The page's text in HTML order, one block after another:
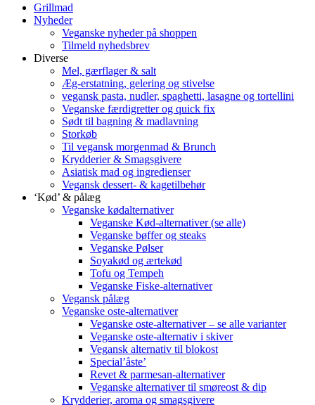
Grillmad
Nyheder
Veganske nyheder på shoppen
Tilmeld nyhedsbrev
Diverse
Mel, gærflager & salt
Æg-erstatning, gelering og stivelse
vegansk pasta, nudler, spaghetti, lasagne og tortellini
Veganske færdigretter og quick fix
Sødt til bagning & madlavning
Storkøb
Til vegansk morgenmad & Brunch
Krydderier & Smagsgivere
Asiatisk mad og ingredienser
Vegansk dessert- & kagetilbehør
‘Kød’ & pålæg
Veganske kødalternativer
Veganske Kød-alternativer (se alle)
Veganske bøffer og steaks
Veganske Pølser
Soyakød og ærtekød
Tofu og Tempeh
Veganske Fiske-alternativer
Vegansk pålæg
Veganske oste-alternativer
Veganske oste-alternativer – se alle varianter
Veganske oste-alternativ i skiver
Vegansk alternativ til blokost
Special’åste’
Revet & parmesan-alternativer
Veganske alternativer til smøreost & dip
Krydderier, aroma og smagsgivere